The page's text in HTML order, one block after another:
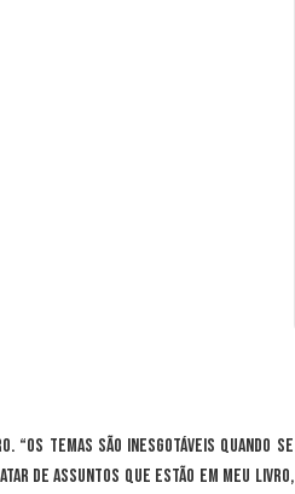
“Os temas são inesgotáveis quando se
de assuntos que estão em meu livro,